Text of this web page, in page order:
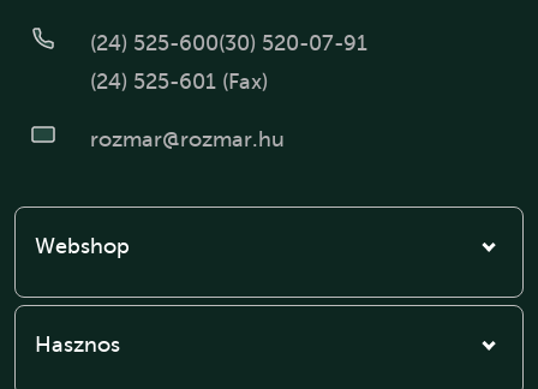
(24) 525-600(30) 520-07-91
(24) 525-601 (Fax)
rozmar@rozmar.hu
Webshop
Hasznos